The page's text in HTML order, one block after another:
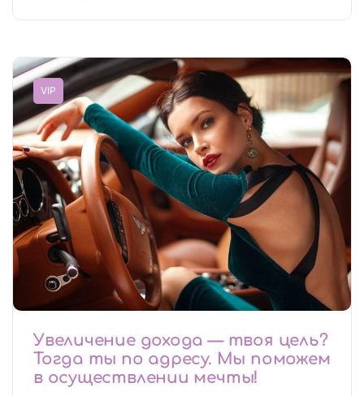
VIP
Увеличение дохода — твоя цель?
Тогда ты по адресу. Мы поможем
в осуществлении мечты!